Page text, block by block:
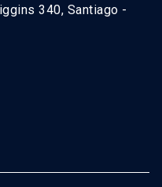
340, Santiago -